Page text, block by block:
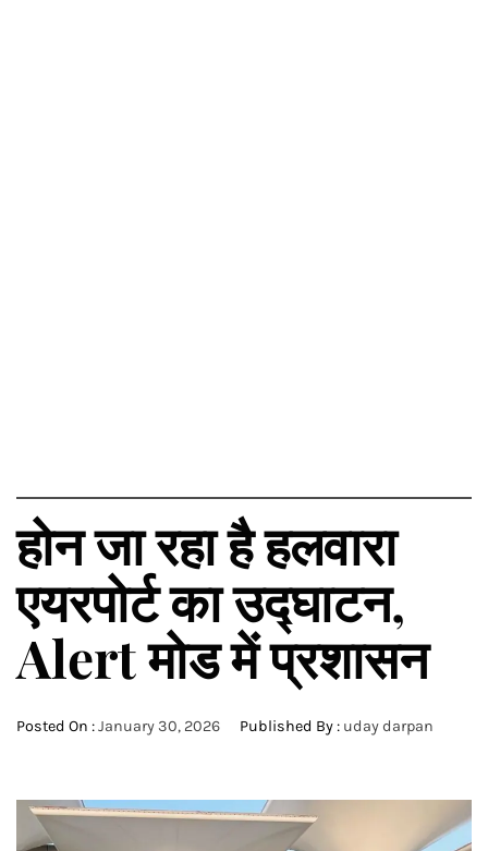
होन जा रहा है हलवारा
एयरपोर्ट का उद्घाटन,
Alert मोड में प्रशासन
Posted On :January 30, 2026 Published By : uday darpan